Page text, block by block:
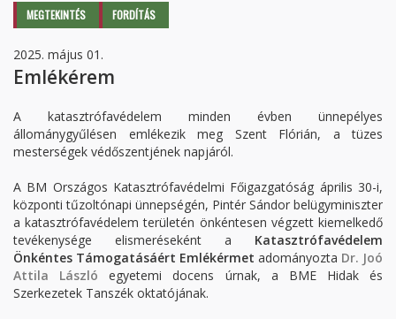
Elsődleges fülek
MEGTEKINTÉS (AKTÍVFORDÍTÁS
2025. május 01.
Emlékérem
A katasztrófavédelem minden évben ünnepélyes
állománygyűlésen emlékezik meg Szent Flórián, a tüzes
mesterségek védőszentjének napjáról.
A BM Országos Katasztrófavédelmi Főigazgatóság április 30-i,
központi tűzoltónapi ünnepségén, Pintér Sándor belügyminiszter
a katasztrófavédelem területén önkéntesen végzett kiemelkedő
tevékenysége elismeréseként a Katasztrófavédelem
Önkéntes Támogatásáért Emlékérmet adományozta Dr. Joó
Attila László egyetemi docens úrnak, a BME Hidak és
Szerkezetek Tanszék oktatójának.